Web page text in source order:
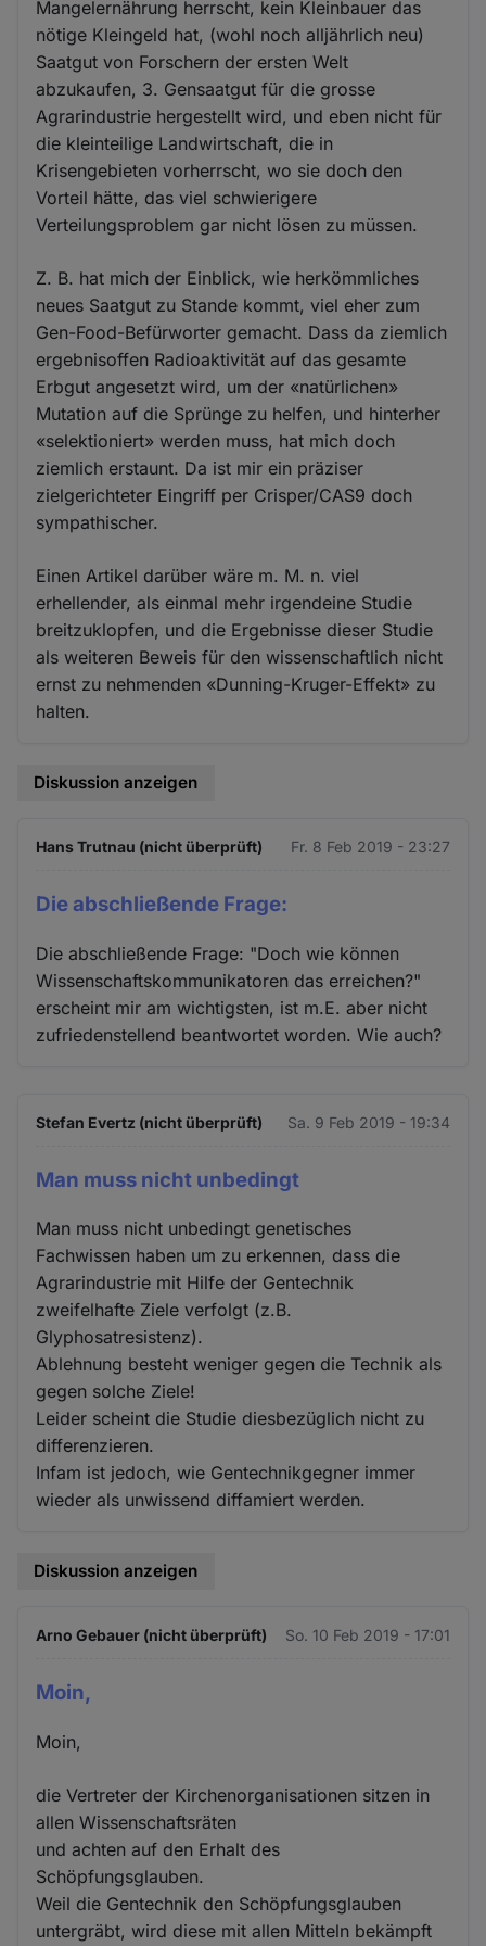
Mangelernährung herrscht, kein Kleinbauer das
nötige Kleingeld hat, (wohl noch alljährlich neu)
Saatgut von Forschern der ersten Welt
abzukaufen, 3. Gensaatgut für die grosse
Agrarindustrie hergestellt wird, und eben nicht für
die kleinteilige Landwirtschaft, die in
Krisengebieten vorherrscht, wo sie doch den
Vorteil hätte, das viel schwierigere
Verteilungsproblem gar nicht lösen zu müssen.
Z. B. hat mich der Einblick, wie herkömmliches
neues Saatgut zu Stande kommt, viel eher zum
Gen-Food-Befürworter gemacht. Dass da ziemlich
ergebnisoffen Radioaktivität auf das gesamte
Erbgut angesetzt wird, um der «natürlichen»
Mutation auf die Sprünge zu helfen, und hinterher
«selektioniert» werden muss, hat mich doch
ziemlich erstaunt. Da ist mir ein präziser
zielgerichteter Eingriff per Crisper/CAS9 doch
sympathischer.
Einen Artikel darüber wäre m. M. n. viel
erhellender, als einmal mehr irgendeine Studie
breitzuklopfen, und die Ergebnisse dieser Studie
als weiteren Beweis für den wissenschaftlich nicht
ernst zu nehmenden «Dunning-Kruger-Effekt» zu
halten.
Diskussion anzeigen
Hans Trutnau (nicht überprüft) Fr. 8 Feb 2019 - 23:27
Die abschließende Frage:
Die abschließende Frage: "Doch wie können
Wissenschaftskommunikatoren das erreichen?"
erscheint mir am wichtigsten, ist m.E. aber nicht
zufriedenstellend beantwortet worden. Wie auch?
Stefan Evertz (nicht überprüft) Sa. 9 Feb 2019 - 19:34
Man muss nicht unbedingt
Man muss nicht unbedingt genetisches
Fachwissen haben um zu erkennen, dass die
Agrarindustrie mit Hilfe der Gentechnik
zweifelhafte Ziele verfolgt (z.B.
Glyphosatresistenz).
Ablehnung besteht weniger gegen die Technik als
gegen solche Ziele!
Leider scheint die Studie diesbezüglich nicht zu
differenzieren.
Infam ist jedoch, wie Gentechnikgegner immer
wieder als unwissend diffamiert werden.
Diskussion anzeigen
Arno Gebauer (nicht überprüft) So. 10 Feb 2019 - 17:01
Moin,
Moin,
die Vertreter der Kirchenorganisationen sitzen in
allen Wissenschaftsräten
und achten auf den Erhalt des
Schöpfungsglauben.
Weil die Gentechnik den Schöpfungsglauben
untergräbt, wird diese mit allen Mitteln bekämpft